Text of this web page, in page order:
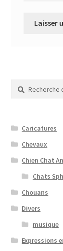
Recherche
pour :
Recherche
Caricatures
Chevaux
Chien Chat
Chats
Chouans
Divers
musique
Expressions